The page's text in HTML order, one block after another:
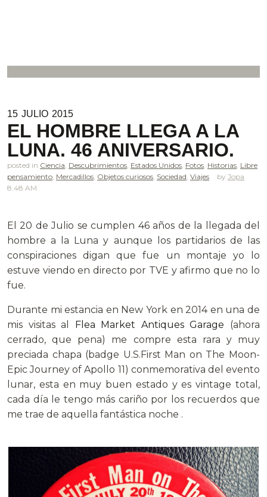
15 JULIO 2015
EL HOMBRE LLEGA A LA
LUNA. 46 ANIVERSARIO.
posted in Ciencia, Descubrimientos, Estados Unidos, Fotos, Historias, Libre
pensamiento, Mercadillos, Objetos curiosos, Sociedad, Viajes
Jopa
8.48 AM
El 20 de Julio se cumplen 46 años de la llegada del
hombre a la Luna y aunque los partidarios de las
conspiraciones digan que fue un montaje yo lo
estuve viendo en directo por TVE y afirmo que no lo
fue.
Durante mi estancia en New York en 2014 en una de
mis visitas al
Flea Market Antiques Garage (ahora
cerrado, que pena) me compre esta rara y muy
preciada chapa (badge U.S.First Man on The Moon-
Epic Journey of Apollo 11) conmemorativa del evento
lunar, esta en muy buen estado y es vintage total,
cada día le tengo más cariño por los recuerdos que
me trae de aquella fantástica noche .